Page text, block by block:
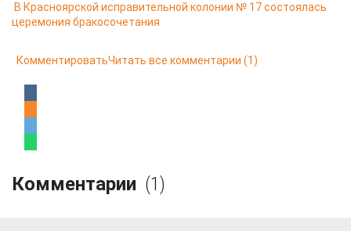
В Красноярской исправительной колонии № 17 состоялась
церемония бракосочетания
КомментироватьЧитать все комментарии (1)
Комментарии (1)